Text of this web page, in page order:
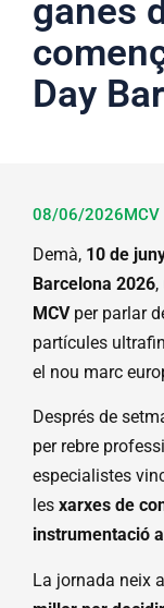
ganes
Day
08/06/2026MCV
Demà, 10 de
Barcelona 2026
MCVper parlar
partícules
el nou marc
Després de
per rebre
especialistes
les xarxes de
instrumentació
La jornada neix